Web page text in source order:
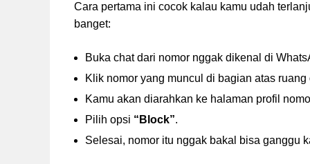
Cara pertama ini cocok kalau kamu udah
banget:
Buka chat dari nomor nggak dikenal di
Klik nomor yang muncul di bagian atas ruang
Kamu akan diarahkan ke halaman profil
Pilih opsi “Block”.
Selesai, nomor itu nggak bakal bisa ganggu